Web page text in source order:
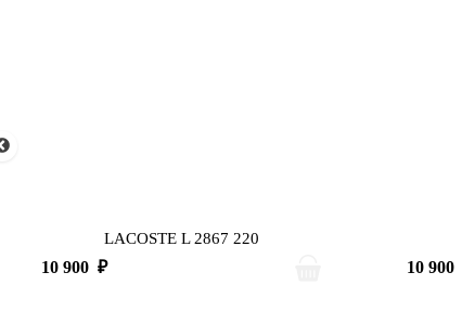
LACOSTE L 2867 220
10 900 ₽ 10 900